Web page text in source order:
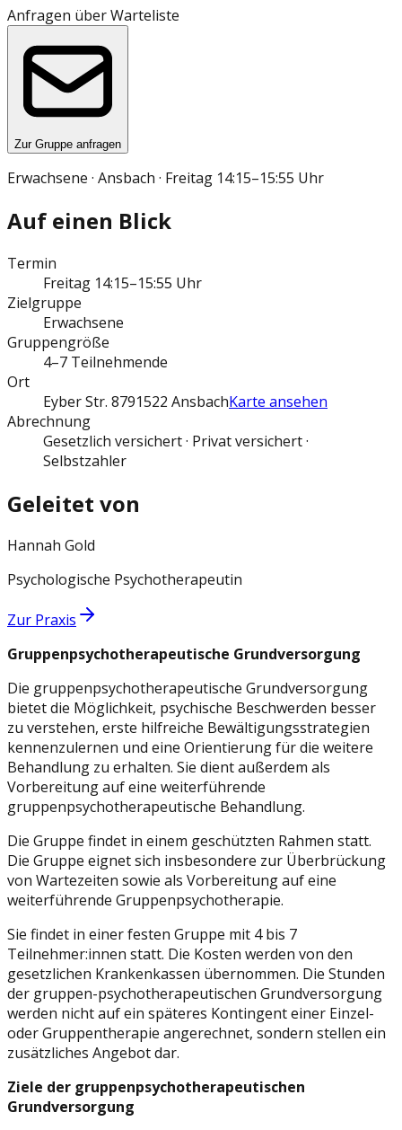
Anfragen über Warteliste
Zur Gruppe anfragen
Erwachsene · Ansbach · Freitag 14:15–15:55 Uhr
Auf einen Blick
Termin
Freitag 14:15–15:55 Uhr
Zielgruppe
Erwachsene
Gruppengröße
4–7 Teilnehmende
Ort
Eyber Str. 8791522 AnsbachKarte ansehen
Abrechnung
Gesetzlich versichert · Privat versichert ·
Selbstzahler
Geleitet von
Hannah Gold
Psychologische Psychotherapeutin
Zur Praxis
Gruppenpsychotherapeutische Grundversorgung
Die gruppenpsychotherapeutische Grundversorgung
bietet die Möglichkeit, psychische Beschwerden besser
zu verstehen, erste hilfreiche Bewältigungsstrategien
kennenzulernen und eine Orientierung für die weitere
Behandlung zu erhalten. Sie dient außerdem als
Vorbereitung auf eine weiterführende
gruppenpsychotherapeutische Behandlung.
Die Gruppe findet in einem geschützten Rahmen statt.
Die Gruppe eignet sich insbesondere zur Überbrückung
von Wartezeiten sowie als Vorbereitung auf eine
weiterführende Gruppenpsychotherapie.
Sie findet in einer festen Gruppe mit 4 bis 7
Teilnehmer:innen statt. Die Kosten werden von den
gesetzlichen Krankenkassen übernommen. Die Stunden
der gruppen-psychotherapeutischen Grundversorgung
werden nicht auf ein späteres Kontingent einer Einzel-
oder Gruppentherapie angerechnet, sondern stellen ein
zusätzliches Angebot dar.
Ziele der gruppenpsychotherapeutischen
Grundversorgung